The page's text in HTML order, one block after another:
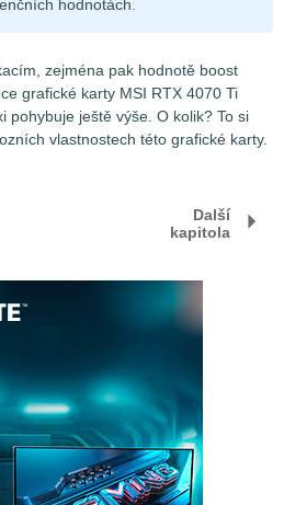
hodnotách.
zejména pak hodnotě boost
grafické karty MSI RTX 4070 Ti
pohybuje ještě výše. O kolik? To si
vlastnostech této grafické karty.
Další
kapitola